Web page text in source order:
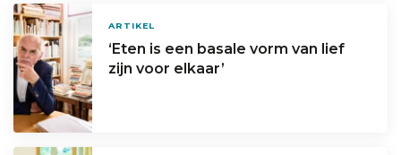
ARTIKEL
‘Eten is een basale vorm van lief
zijn voor elkaar’